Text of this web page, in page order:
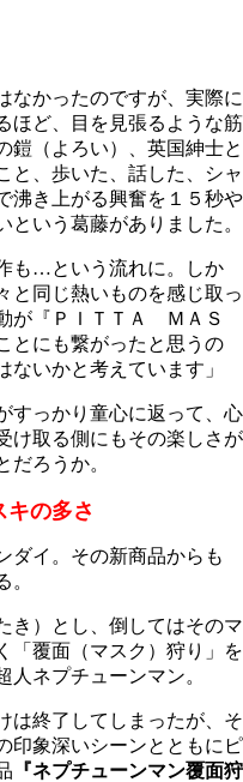
なかったのですが、実際に
ほど、目を見張るような筋
鎧（よろい）、英国紳士と
と、歩いた、話した、シャ
沸き上がる興奮を１５秒や
という葛藤がありました。
も…という流れに。しか
と同じ熱いものを感じ取っ
が『ＰＩＴＴＡ ＭＡＳ
とにも繋がったと思うの
いかと考えています」
すっかり童心に返って、心
け取る側にもその楽しさが
だろうか。
の多さ
ダイ。その新商品からも
。
き）とし、倒してはそのマ
「覆面（マスク）狩り」を
ネプチューンマン。
は終了してしまったが、そ
印象深いシーンとともにピ
『ネプチューンマン覆面狩